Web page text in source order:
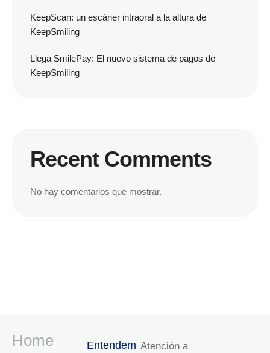
KeepScan: un escáner intraoral a la altura de
KeepSmiling
Llega SmilePay: El nuevo sistema de pagos de
KeepSmiling
Recent Comments
No hay comentarios que mostrar.
Home
Entendem Atención a